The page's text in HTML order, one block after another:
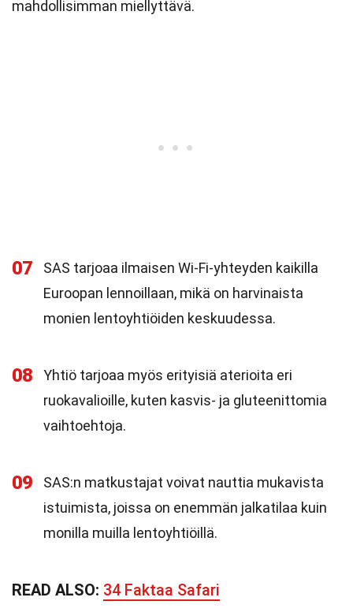
mahdollisimman miellyttävä.
07
SAS tarjoaa ilmaisen Wi-Fi-yhteyden kaikilla
Euroopan lennoillaan, mikä on harvinaista
monien lentoyhtiöiden keskuudessa.
08
Yhtiö tarjoaa myös erityisiä aterioita eri
ruokavalioille, kuten kasvis- ja gluteenittomia
vaihtoehtoja.
09
SAS:n matkustajat voivat nauttia mukavista
istuimista, joissa on enemmän jalkatilaa kuin
monilla muilla lentoyhtiöillä.
READ ALSO: 34 Faktaa Safari